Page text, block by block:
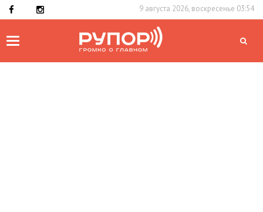
9 августа 2026, воскресенье 03:54
Toggle